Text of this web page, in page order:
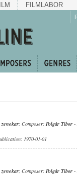
FILMLABOR
; Composer: Polgár Tibor -
1970-01-01
; Composer: Polgár Tibor -